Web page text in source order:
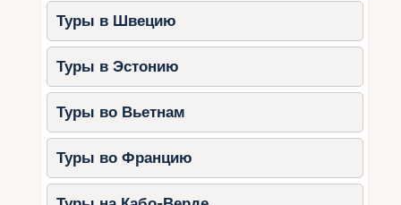
Туры в Швецию
Туры в Эстонию
Туры во Вьетнам
Туры во Францию